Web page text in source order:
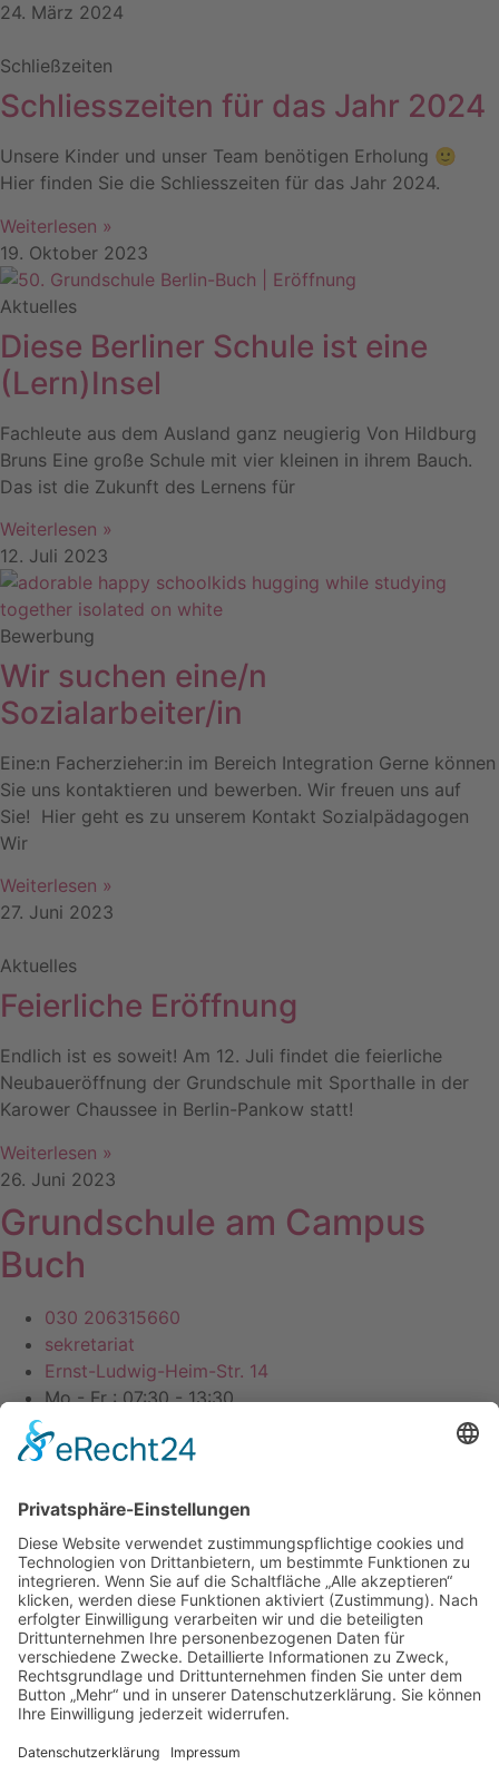
24. März 2024
Schließzeiten
Schliesszeiten für das Jahr 2024
Unsere Kinder und unser Team benötigen Erholung 🙂
Hier finden Sie die Schliesszeiten für das Jahr 2024.
Weiterlesen »
19. Oktober 2023
Aktuelles
Diese Berliner Schule ist eine
(Lern)Insel
Fachleute aus dem Ausland ganz neugierig Von Hildburg
Bruns Eine große Schule mit vier kleinen in ihrem Bauch.
Das ist die Zukunft des Lernens für
Weiterlesen »
12. Juli 2023
Bewerbung
Wir suchen eine/n
Sozialarbeiter/in
Eine:n Facherzieher:in im Bereich Integration Gerne können
Sie uns kontaktieren und bewerben. Wir freuen uns auf
Sie! Hier geht es zu unserem Kontakt Sozialpädagogen
Wir
Weiterlesen »
27. Juni 2023
Aktuelles
Feierliche Eröffnung
Endlich ist es soweit! Am 12. Juli findet die feierliche
Neubaueröffnung der Grundschule mit Sporthalle in der
Karower Chaussee in Berlin-Pankow statt!
Weiterlesen »
26. Juni 2023
Grundschule am Campus
Buch
030 206315660
sekretariat
Ernst-Ludwig-Heim-Str. 14
Mo - Fr : 07:30 - 13:30
Impressum